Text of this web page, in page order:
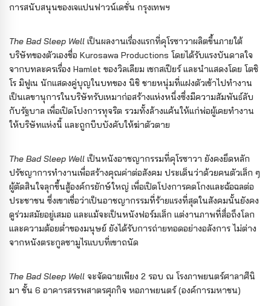
การสนับสนุนของเจแปนฟาวน์เดชั่น กรุงเทพฯ
The Bad Sleep Well เป็นผลงานเรื่องแรกที่คุโรซาวาผลิตขึ้นภายใต้
บริษัทของตัวเองชื่อ Kurosawa Productions โดยได้รับแรงบันดาลใจ
จากบทละครเรื่อง Hamlet ของวิลเลียม เชกสเปียร์ และนำแสดงโดย โตชิ
โร มิฟูเน นักแสดงคู่บุญในบทของ นิชิ ชายหนุ่มที่แฝงตัวเข้าไปทำงาน
เป็นเลขานุการในบริษัทรับเหมาก่อสร้างแห่งหนึ่งซึ่งมีความสัมพันธ์ลับ
กับรัฐบาล เพื่อเปิดโปงการทุจริต รวมทั้งล้างแค้นให้แก่พ่อผู้เคยทำงาน
ให้บริษัทแห่งนี้ และถูกบีบบังคับให้ฆ่าตัวตาย
The Bad Sleep Well เป็นหนังอาชญากรรมที่คุโรซาวา ยังคงยึดหลัก
ปรัชญาการทำงานเพื่อสร้างคุณค่าต่อสังคม ประเด็นว่าด้วยคนตัวเล็ก ๆ
ผู้ตัดสินใจลุกขึ้นสู้องค์กรยักษ์ใหญ่ เพื่อเปิดโปงการคดโกงและฉ้อฉลต่อ
ประชาชน ซึ่งเขาเชื่อว่าเป็นอาชญากรรมที่ร้ายแรงที่สุดในสังคมนั้นยังคง
ดูร่วมสมัยอยู่เสมอ และแม้จะเป็นหนังฟอร์มเล็ก แต่งานภาพที่สื่อถึงโลก
และความต้อยต่ำของมนุษย์ ยังได้รับการถ่ายทอดอย่างอลังการ ไม่ต่าง
จากหนังตระกูลซามูไรแบบที่เขาถนัด
The Bad Sleep Well จะจัดฉายเพียง 2 รอบ ณ โรงภาพยนตร์ศาลาศีนิ
มา ชั้น 6 อาคารสรรพสาตรศุภกิจ หอภาพยนตร์ (องค์การมหาชน)